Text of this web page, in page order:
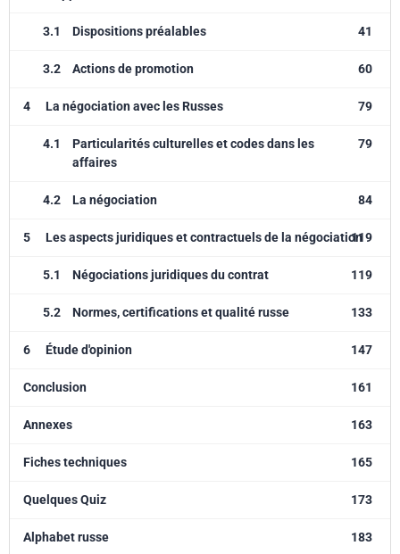
3.1 Dispositions préalables 41
3.2 Actions de promotion 60
4 La négociation avec les Russes 79
4.1
Particularités culturelles et codes dans les
affaires
79
4.2 La négociation 84
5 Les aspects juridiques et contractuels de la négociation119
5.1 Négociations juridiques du contrat 119
5.2 Normes, certifications et qualité russe 133
6 Étude d'opinion 147
Conclusion 161
Annexes 163
Fiches techniques 165
Quelques Quiz 173
Alphabet russe 183